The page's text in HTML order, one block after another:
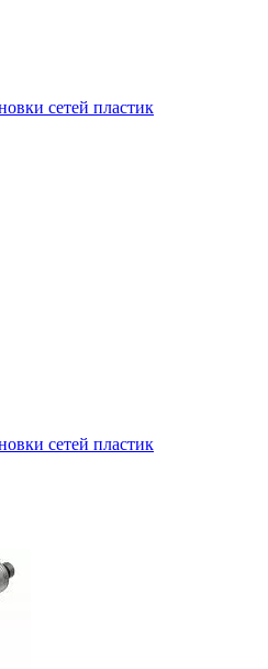
сетей пластик
сетей пластик